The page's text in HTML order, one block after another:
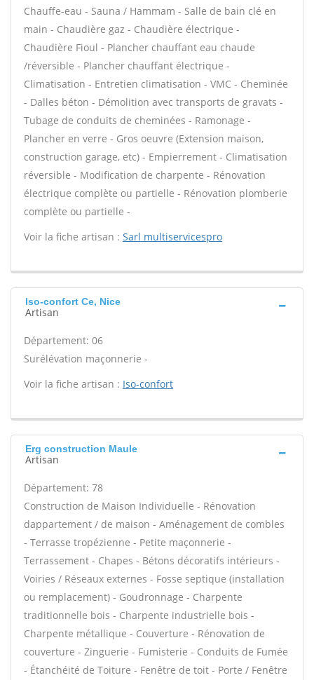
Chauffe-eau - Sauna / Hammam - Salle de bain clé en
main - Chaudière gaz - Chaudière électrique -
Chaudière Fioul - Plancher chauffant eau chaude
/réversible - Plancher chauffant électrique -
Climatisation - Entretien climatisation - VMC - Cheminée
- Dalles béton - Démolition avec transports de gravats -
Tubage de conduits de cheminées - Ramonage -
Plancher en verre - Gros oeuvre (Extension maison,
construction garage, etc) - Empierrement - Climatisation
réversible - Modification de charpente - Rénovation
électrique complète ou partielle - Rénovation plomberie
complète ou partielle -
Voir la fiche artisan : Sarl multiservicespro
Iso-confort Ce, Nice
Artisan
Département: 06
Surélévation maçonnerie -
Voir la fiche artisan : Iso-confort
Erg construction Maule
Artisan
Département: 78
Construction de Maison Individuelle - Rénovation
dappartement / de maison - Aménagement de combles
- Terrasse tropézienne - Petite maçonnerie -
Terrassement - Chapes - Bétons décoratifs intérieurs -
Voiries / Réseaux externes - Fosse septique (installation
ou remplacement) - Goudronnage - Charpente
traditionnelle bois - Charpente industrielle bois -
Charpente métallique - Couverture - Rénovation de
couverture - Zinguerie - Fumisterie - Conduits de Fumée
- Étanchéité de Toiture - Fenêtre de toit - Porte / Fenêtre